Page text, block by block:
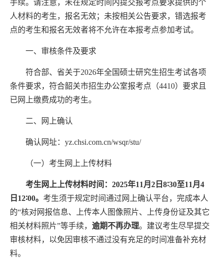
手续。请注意，未在规定时间内提交报考点要求提供的个
人材料的考生，报名无效；未按相关公告要求，错选报考
点的考生和报名无效者将不允许在本报考点参加考试。
一、审核条件及要求
符合部、省关于2026年全国硕士研究生招生考试各项
条件要求，符合韶关市招生办公室报考点（4410）要求且
已网上缴费成功的考生。
二、网上确认
确认网址： yz.chsi.com.cn/wsqr/stu/
（一）考生网上上传材料
考生网上上传材料时间： 2025年11 月 2 日 8∶30至11 月 4
日 12∶00。 考生须于规定时间通过网上确认平台，完成本人
的“核对网报信息、上传本人图像照片、上传身份证及其它
相关材料照片”等手续， 逾期不再办理。建议考生尽早提交
审核材料，以免因审核不通过没有充足的时间准备补充材
料。